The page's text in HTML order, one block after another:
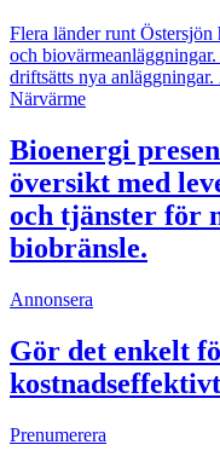
Flera länder runt
och
driftsätts nya
Närvärme
Bioenergi
översikt med
och tjänster för
biobränsle.
Annonsera
Gör det enkelt
Prenumerera